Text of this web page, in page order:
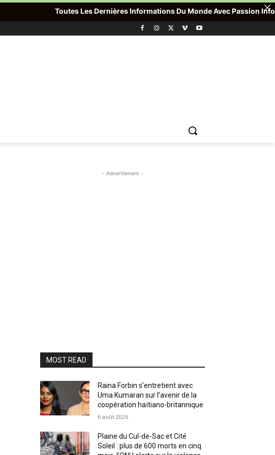
- Advertisment -
MOST READ
Raina Forbin s’entretient avec
Uma Kumaran sur l’avenir de la
coopération haïtiano-britannique
6 août 2026
Plaine du Cul-de-Sac et Cité
Soleil : plus de 600 morts en cinq
Toutes Les Dernières Informations Du Monde Avec Passion Info